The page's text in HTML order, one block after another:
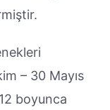
– 30 Mayıs
boyunca